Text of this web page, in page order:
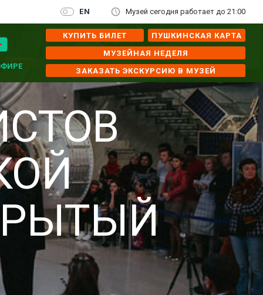
EN Музей сегодня работает до 21:00
КУПИТЬ БИЛЕТ
ПУШКИНСКАЯ КАРТА
МУЗЕЙНАЯ НЕДЕЛЯ
ЗАКАЗАТЬ ЭКСКУРСИЮ В МУЗЕЙ